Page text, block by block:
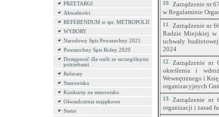
PRZETARGI
Aktualności
REFERENDUM w spr. METROPOLII
WYBORY
Narodowy Spis Powszechny 2021
Powszechny Spis Rolny 2020
Dostępność dla osób ze szczególnymi
potrzebami
Referaty
Stanowiska
Konkursy na stanowisko
Oświadczenia majątkowe
Statut
10.
Zarządzenie nr
w Regulaminie
11.
Zarządzenie nr
Radzie Miejskiej w
uchwały
2024
12.
Zarządzenie nr
określenia i
Wewnętrznego i
organizacyjnych
13.
Zarządzenie nr
organizacji i zasad